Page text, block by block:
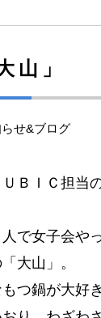
山」
せ&ブログ
ＢＩＣ担当
で女子会や
大山」。
つ鍋が大好